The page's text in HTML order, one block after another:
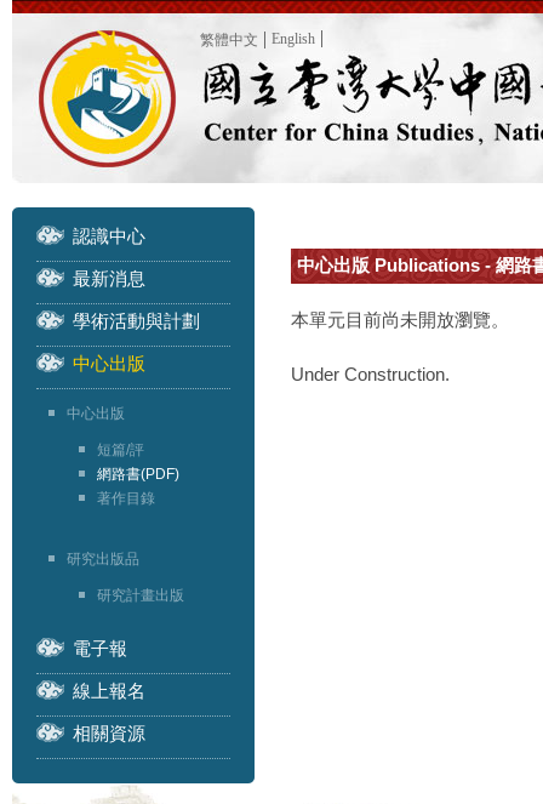
繁體中文 English
認識中心
最新消息
學術活動與計劃
中心出版
中心出版
短篇/評
網路書(PDF)
著作目錄
研究出版品
研究計畫出版
電子報
線上報名
相關資源
中心出版 Publications - 網路
本單元目前尚未開放瀏覽。
Under Construction.